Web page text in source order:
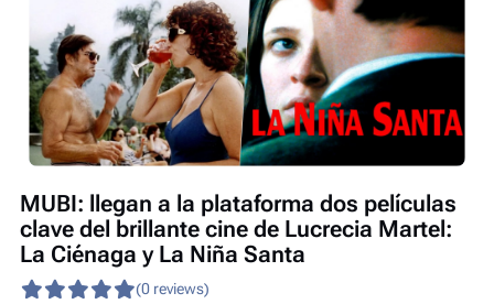
MUBI: llegan a la plataforma dos películas
clave del brillante cine de Lucrecia Martel:
La Ciénaga y La Niña Santa
(0 reviews)